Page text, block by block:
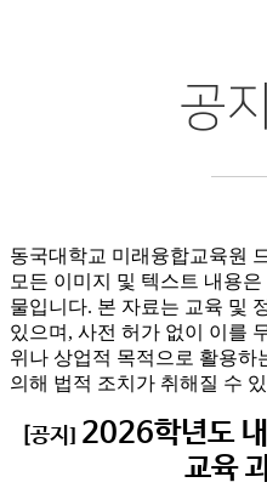
공
동국대학교 미래융합교육원
모든 이미지 및 텍스트 내용
물입니다. 본 자료는 교육 및
있으며, 사전 허가 없이 이를
위나 상업적 목적으로 활용하
의해 법적 조치가 취해질 수
[공지] 2026학년도
교육